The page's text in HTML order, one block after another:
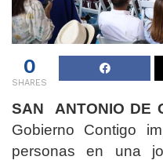
0
SHARES
SAN ANTONIO DE
Gobierno Contigo
personas en una